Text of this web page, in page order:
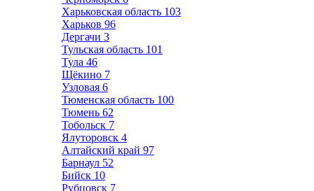
Харьковская область 103
Харьков 96
Дергачи 3
Тульская область 101
Тула 46
Щёкино 7
Узловая 6
Тюменская область 100
Тюмень 62
Тобольск 7
Ялуторовск 4
Алтайский край 97
Барнаул 52
Бийск 10
Рубцовск 7